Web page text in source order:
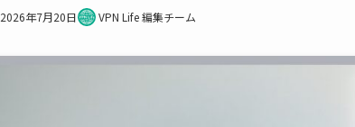
2026年7月20日 VPN Life 編集チーム